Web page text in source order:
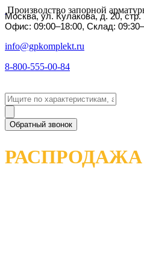
Производство запорной
Москва, ул. Кулакова, д. 20, стр.
Офис: 09:00–18:00, Склад:
info@gpkomplekt.ru
8-800-555-00-84
Обратный звонок